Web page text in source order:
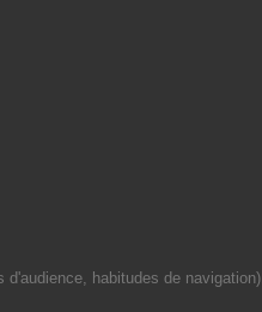
habitudes de navigation).